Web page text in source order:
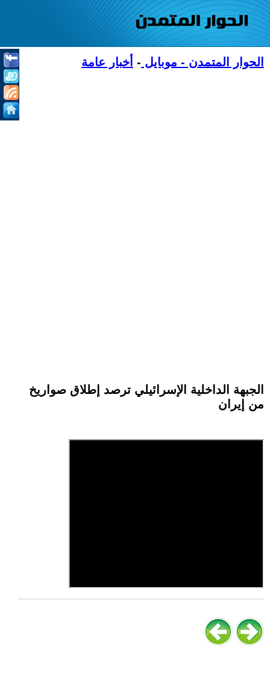
الحوار المتمدن - موبايل - أخبار عامة
الجبهة الداخلية الإسرائيلي ترصد إطلاق صواريخ
من إيران